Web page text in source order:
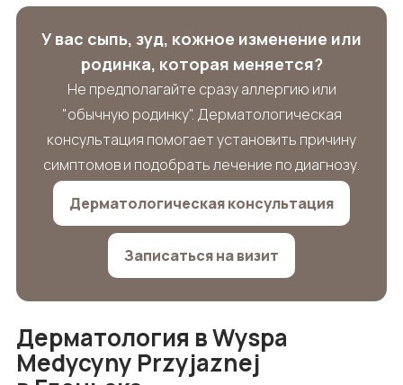
У вас сыпь, зуд, кожное изменение или
родинка, которая меняется?
Не предполагайте сразу аллергию или
"обычную родинку". Дерматологическая
консультация помогает установить причину
симптомов и подобрать лечение по диагнозу.
Дерматологическая консультация
Записаться на визит
Дерматология в Wyspa
Medycyny Przyjaznej